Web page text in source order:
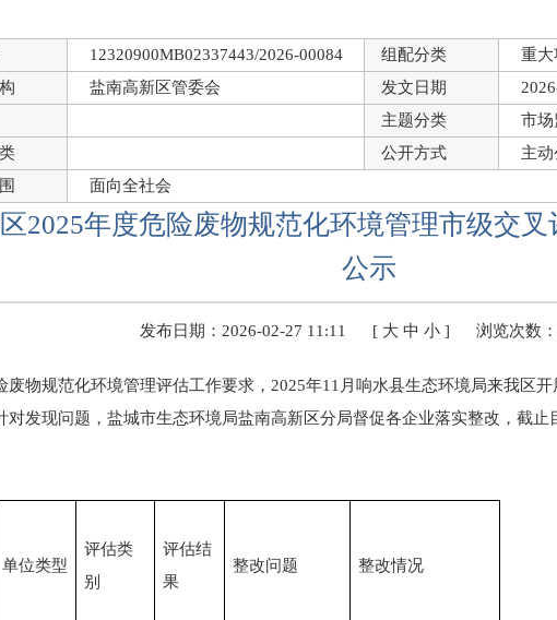
12320900MB02337443/2026-00084 组配分类
重大
盐南高新区管委会 发文日期
主题分类
市场
公开方式
主
面向全社会
2025年度危险废物规范化环境管理市级交
公示
发布日期：2026-02-27 11:11 [ 大 中 小 ] 浏览次数：
废物规范化环境管理评估工作要求，2025年11月响水县生态环境局来我区
对发现问题，盐城市生态环境局盐南高新区分局督促各企业落实整改，截
单位类型
评估类
别
评估结
果
整改问题 整改情况